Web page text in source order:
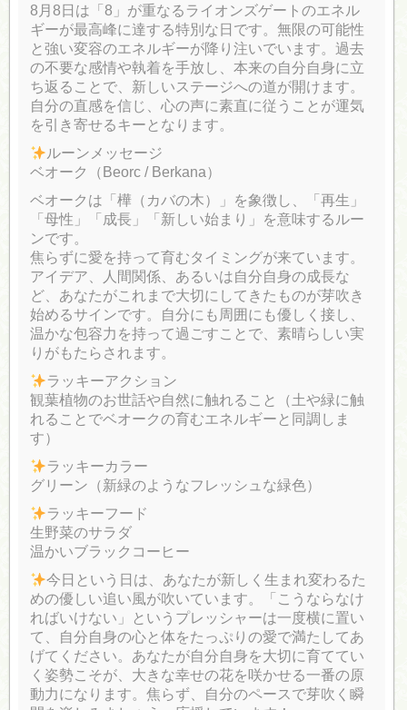
8月8日は「8」が重なるライオンズゲートのエネル
ギーが最高峰に達する特別な日です。無限の可能性
と強い変容のエネルギーが降り注いでいます。過去
の不要な感情や執着を手放し、本来の自分自身に立
ち返ることで、新しいステージへの道が開けます。
自分の直感を信じ、心の声に素直に従うことが運気
を引き寄せるキーとなります。
ルーンメッセージ
ベオーク（Beorc / Berkana）
ベオークは「樺（カバの木）」を象徴し、「再生」
「母性」「成長」「新しい始まり」を意味するルー
ンです。
焦らずに愛を持って育むタイミングが来ています。
アイデア、人間関係、あるいは自分自身の成長な
ど、あなたがこれまで大切にしてきたものが芽吹き
始めるサインです。自分にも周囲にも優しく接し、
温かな包容力を持って過ごすことで、素晴らしい実
りがもたらされます。
ラッキーアクション
観葉植物のお世話や自然に触れること（土や緑に触
れることでベオークの育むエネルギーと同調しま
す）
ラッキーカラー
グリーン（新緑のようなフレッシュな緑色）
ラッキーフード
生野菜のサラダ
温かいブラックコーヒー
今日という日は、あなたが新しく生まれ変わるた
めの優しい追い風が吹いています。「こうならなけ
ればいけない」というプレッシャーは一度横に置い
て、自分自身の心と体をたっぷりの愛で満たしてあ
げてください。あなたが自分自身を大切に育ててい
く姿勢こそが、大きな幸せの花を咲かせる一番の原
動力になります。焦らず、自分のペースで芽吹く瞬